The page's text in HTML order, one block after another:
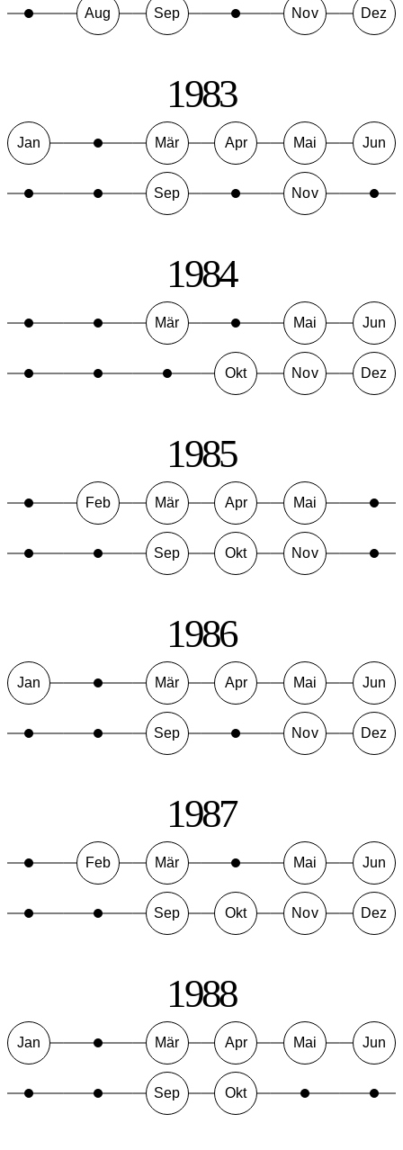
Aug Sep Nov Dez
1983
Jan Mär Apr Mai Jun
Sep Nov
1984
Mär Mai Jun
Okt Nov Dez
1985
Feb Mär Apr Mai
Sep Okt Nov
1986
Jan Mär Apr Mai Jun
Sep Nov Dez
1987
Feb Mär Mai Jun
Sep Okt Nov Dez
1988
Jan Mär Apr Mai Jun
Sep Okt